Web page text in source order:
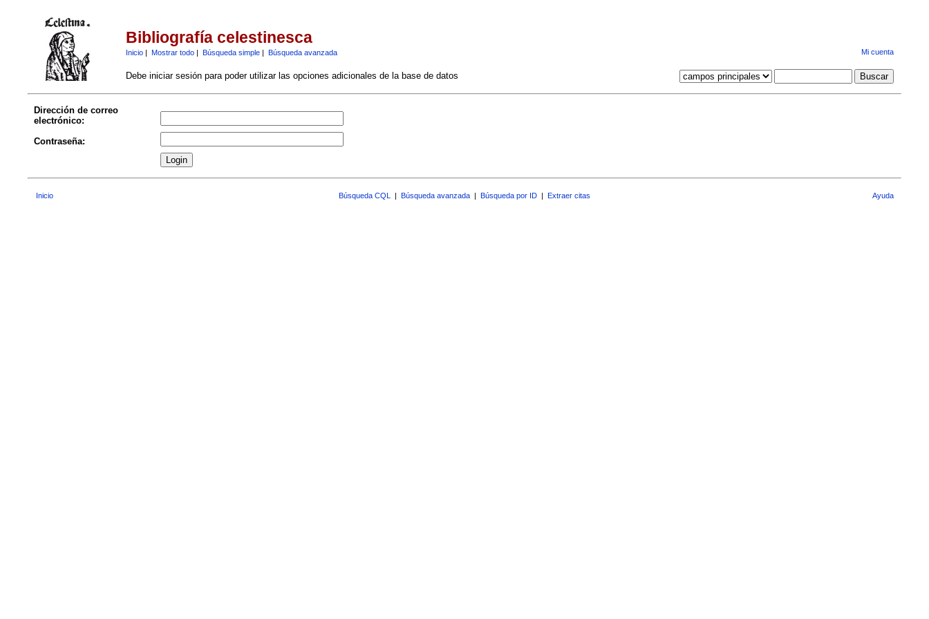
Bibliografía celestinesca
Inicio| Mostrar todo| Búsqueda simple| Búsqueda avanzada Mi cuenta
Debe iniciar sesión para poder utilizar las opciones adicionales de la base de datos
Dirección de correo
electrónico:
Contraseña:
Inicio Búsqueda CQL | Búsqueda avanzada | Búsqueda por ID | Extraer citas Ayuda